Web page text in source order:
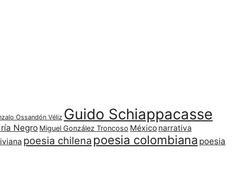
Ossandón Véliz Guido Schiappacasse
Negro Miguel González Troncoso México narrativa
poesia chilena poesia colombiana poesia